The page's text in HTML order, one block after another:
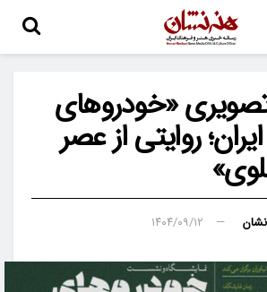
«خودروهای
روایتی از عصر
۱۴۰۴/۰۹/۱۲